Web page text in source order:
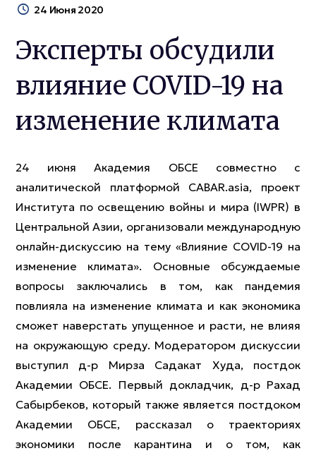
24 Июня 2020
Эксперты обсудили
влияние COVID-19 на
изменение климата
24 июня Академия ОБСЕ совместно с
аналитической платформой CABAR.asia, проект
Института по освещению войны и мира (IWPR) в
Центральной Азии, организовали международную
онлайн-дискуссию на тему «Влияние COVID-19 на
изменение климата». Основные обсуждаемые
вопросы заключались в том, как пандемия
повлияла на изменение климата и как экономика
сможет наверстать упущенное и расти, не влияя
на окружающую среду. Модератором дискуссии
выступил д-р Мирза Садакат Худа, постдок
Академии ОБСЕ. Первый докладчик, д-р Рахад
Сабырбеков, который также является постдоком
Академии ОБСЕ, рассказал о траекториях
экономики после карантина и о том, как